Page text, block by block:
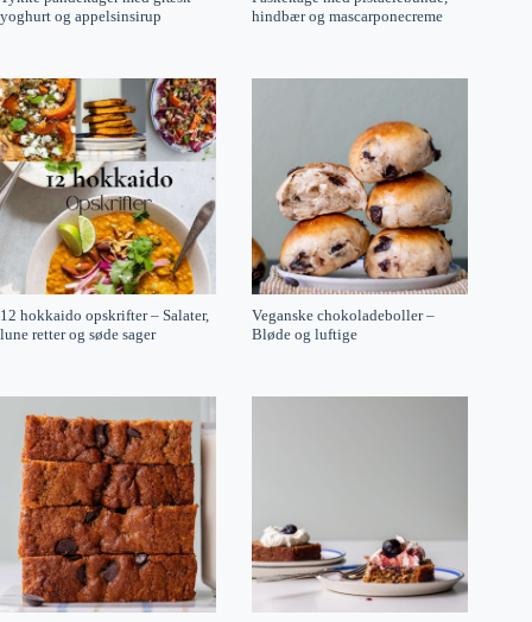
yoghurt og appelsinsirup
hindbær og mascarponecreme
12 hokkaido opskrifter – Salater,
lune retter og søde sager
Veganske chokoladeboller –
Bløde og luftige